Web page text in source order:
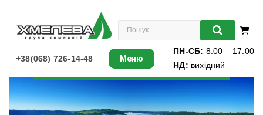
+38(068) 726-14-48
ПН-СБ: 8:00 – 17:00
НД: вихідний
Меню
Листяні